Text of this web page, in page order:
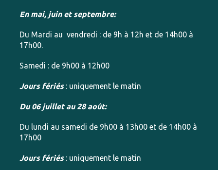
En mai, juin et septembre:
Du Mardi au vendredi : de 9h à 12h et de 14h00 à
17h00.
Samedi : de 9h00 à 12h00
Jours fériés: uniquement le matin
Du 06 juillet au 28 août:
Du lundi au samedi de 9h00 à 13h00 et de 14h00 à
17h00
Jours fériés: uniquement le matin